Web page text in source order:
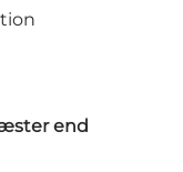
end